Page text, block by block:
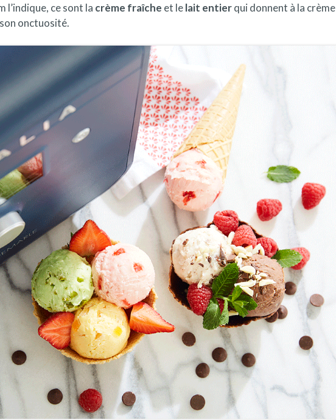
l’indique, ce sont la crème fraîche et lelait entierqui donnent à la crème
onctuosité.